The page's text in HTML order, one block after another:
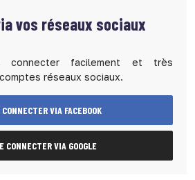
vos réseaux sociaux
connecter facilement et très
réseaux sociaux.
CONNECTER VIA FACEBOOK
CONNECTER VIA GOOGLE